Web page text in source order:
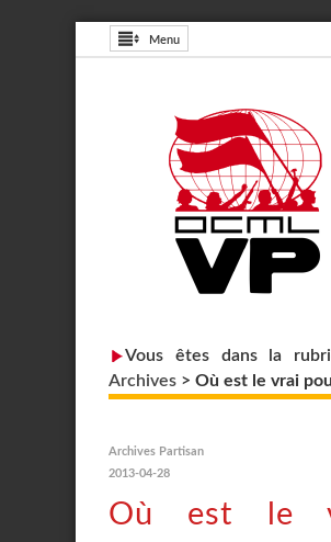
Menu
Vous êtes dans la
Archives > Où est le vrai
Archives Partisan
2013-04-28
Où est le